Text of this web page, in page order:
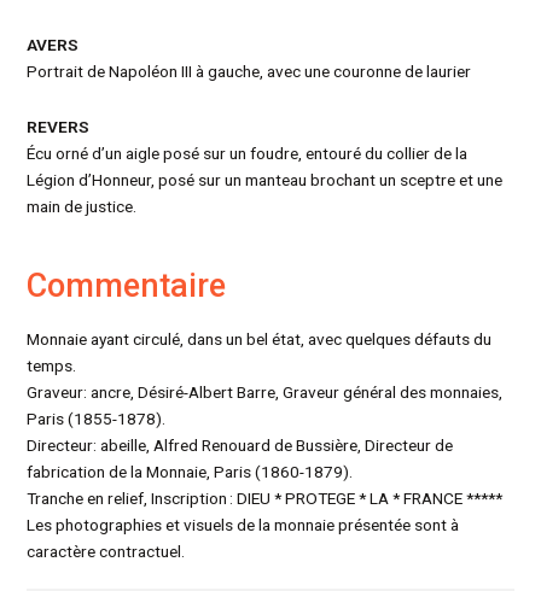
AVERS
Portrait de Napoléon III à gauche, avec une couronne de laurier
REVERS
Écu orné d’un aigle posé sur un foudre, entouré du collier de la
Légion d’Honneur, posé sur un manteau brochant un sceptre et une
main de justice.
Commentaire
Monnaie ayant circulé, dans un bel état, avec quelques défauts du
temps.
Graveur: ancre, Désiré-Albert Barre, Graveur général des monnaies,
Paris (1855-1878).
Directeur: abeille, Alfred Renouard de Bussière, Directeur de
fabrication de la Monnaie, Paris (1860-1879).
Tranche en relief, Inscription : DIEU * PROTEGE * LA * FRANCE *****
Les photographies et visuels de la monnaie présentée sont à
caractère contractuel.